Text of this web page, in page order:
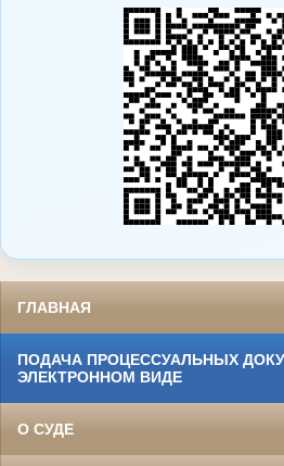
ГЛАВНАЯ
ПОДАЧА ПРОЦЕССУАЛЬНЫХ
ЭЛЕКТРОННОМ ВИДЕ
О СУДЕ